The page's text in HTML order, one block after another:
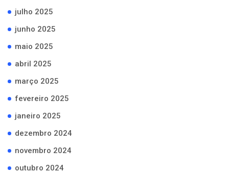
julho 2025
junho 2025
maio 2025
abril 2025
março 2025
fevereiro 2025
janeiro 2025
dezembro 2024
novembro 2024
outubro 2024